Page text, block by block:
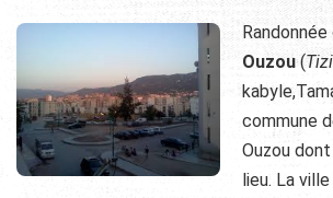
Ouzou(
commune
Ouzou
lieu. La